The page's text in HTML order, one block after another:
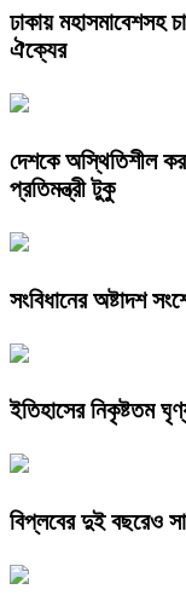
ঢাকায় মহাসমাবেশসহ
ঐক্যের
দেশকে অস্থিতিশীল
প্রতিমন্ত্রী টুকু
সংবিধানের অষ্টাদশ
ইতিহাসের নিকৃষ্টতম
বিপ্লবের দুই বছরেও